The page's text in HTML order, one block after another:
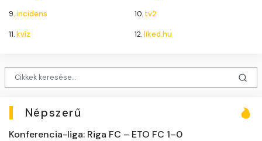
9.incidens 10. tv2
11.kvíz 12.liked.hu
Népszerű
Konferencia-liga: Riga FC – ETO FC 1–0